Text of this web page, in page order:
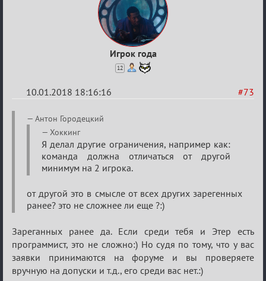
Игрок года
12
#73
10.01.2018 18:16:16
Re:
Обсуждение
«Менеджер
Мафии»
Антон Городецкий
Хоккинг
Я делал другие ограничения, например как:
команда должна отличаться от другой
минимум на 2 игрока.
от другой это в смысле от всех других зарегенных
ранее? это не сложнее ли еще ?:)
Зареганных ранее да. Если среди тебя и Этер есть
программист, это не сложно:) Но судя по тому, что у вас
заявки принимаются на форуме и вы проверяете
вручную на допуски и т.д., его среди вас нет.:)